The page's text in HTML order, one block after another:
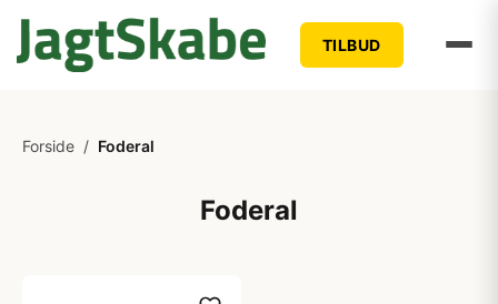
TILBUD
Forside / Foderal
Foderal